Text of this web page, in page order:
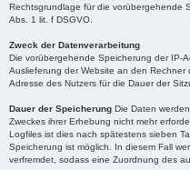
Rechtsgrundlage für die vorübergehende
Abs. 1 lit. f DSGVO.
Zweck der Datenverarbeitung
Die vorübergehende Speicherung der IP-
Auslieferung der Website an den Rechner
Adresse des Nutzers für die Dauer der
Dauer der Speicherung Die Daten
Zweckes ihrer Erhebung nicht mehr
Logfiles ist dies nach spätestens sieben
Speicherung ist möglich. In diesem Fall
verfremdet, sodass eine Zuordnung des